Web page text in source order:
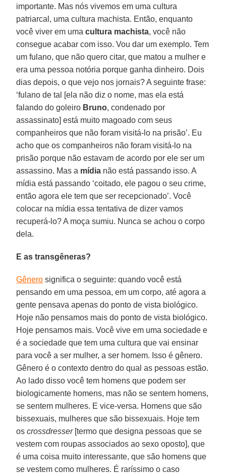
importante. Mas nós vivemos em uma cultura
patriarcal, uma cultura machista. Então, enquanto
você viver em umacultura machista, você não
consegue acabar com isso. Vou dar um exemplo. Tem
um fulano, que não quero citar, que matou a mulher e
era uma pessoa notória porque ganha dinheiro. Dois
dias depois, o que vejo nos jornais? A seguinte frase:
‘fulano de tal [ela não diz o nome, mas ela está
falando do goleiro Bruno, condenado por
assassinato] está muito magoado com seus
companheiros que não foram visitá-lo na prisão’. Eu
acho que os companheiros não foram visitá-lo na
prisão porque não estavam de acordo por ele ser um
assassino. Mas a mídia não está passando isso. A
mídia está passando ‘coitado, ele pagou o seu crime,
então agora ele tem que ser recepcionado’. Você
colocar na mídia essa tentativa de dizer vamos
recuperá-lo? A moça sumiu. Nunca se achou o corpo
dela.
E as transgêneras?
Gênero significa o seguinte: quando você está
pensando em uma pessoa, em um corpo, até agora a
gente pensava apenas do ponto de vista biológico.
Hoje não pensamos mais do ponto de vista biológico.
Hoje pensamos mais. Você vive em uma sociedade e
é a sociedade que tem uma cultura que vai ensinar
para você a ser mulher, a ser homem. Isso é gênero.
Gênero é o contexto dentro do qual as pessoas estão.
Ao lado disso você tem homens que podem ser
biologicamente homens, mas não se sentem homens,
se sentem mulheres. E vice-versa. Homens que são
bissexuais, mulheres que são bissexuais. Hoje tem
oscrossdresser[termo que designa pessoas que se
vestem com roupas associados ao sexo oposto], que
é uma coisa muito interessante, que são homens que
se vestem como mulheres. É raríssimo o caso